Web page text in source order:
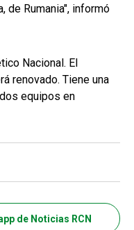
de Rumania", informó
Nacional. El
renovado. Tiene una
equipos en
de Noticias RCN